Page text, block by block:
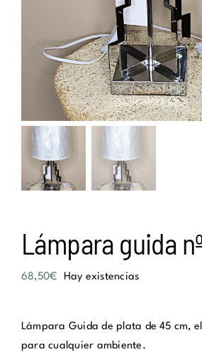
Lámpara guida
68,50€ Hay existencias
Lámpara Guida de plata de 45 cm,
para cualquier ambiente.